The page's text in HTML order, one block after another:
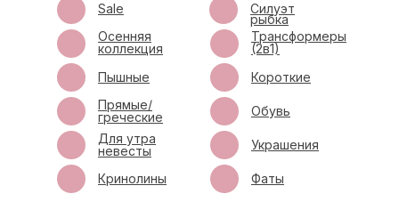
Осенняя
коллекция
Силуэт
рыбка
Пышные
Прямые/
греческие
Трансформеры
(2в1)
Короткие
Обувь
Для утра
невесты
Кринолины
Украшения
Фаты
Sale